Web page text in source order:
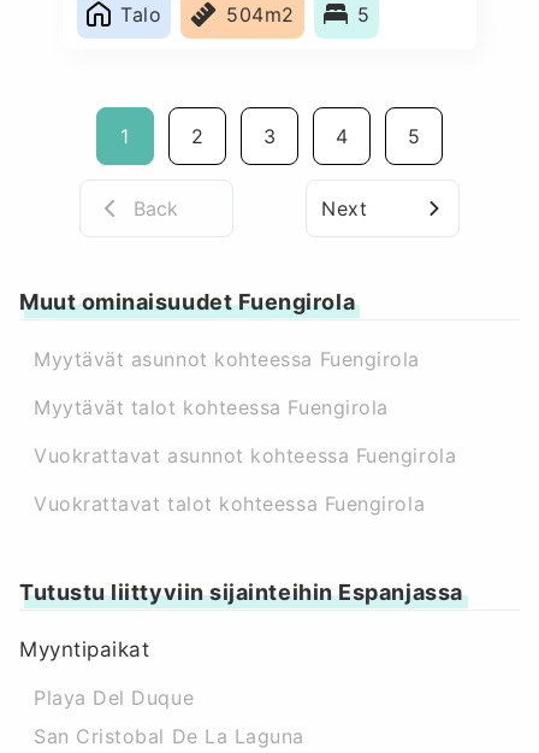
Talo
504m2 5
1 2 3 4 5
Back Next
Muut ominaisuudet Fuengirola
Myytävät asunnot kohteessa Fuengirola
Myytävät talot kohteessa Fuengirola
Vuokrattavat asunnot kohteessa Fuengirola
Vuokrattavat talot kohteessa Fuengirola
Tutustu liittyviin sijainteihin Espanjassa
Myyntipaikat
Playa Del Duque
San Cristobal De La Laguna